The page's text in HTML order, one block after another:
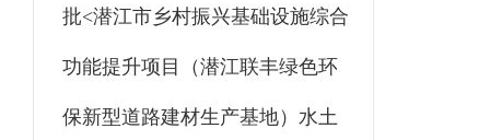
批<潜江市乡村振兴基础设施综合
功能提升项目（潜江联丰绿色环
保新型道路建材生产基地） 水土